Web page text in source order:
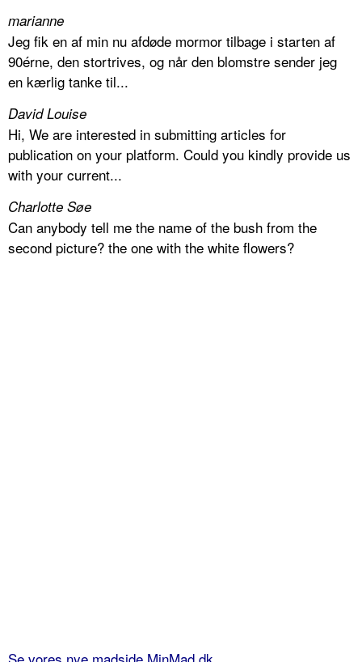
marianne
Jeg fik en af min nu afdøde mormor tilbage i starten af
90érne, den stortrives, og når den blomstre sender jeg
en kærlig tanke til...
David Louise
Hi, We are interested in submitting articles for
publication on your platform. Could you kindly provide us
with your current...
Charlotte Søe
Can anybody tell me the name of the bush from the
second picture? the one with the white flowers?